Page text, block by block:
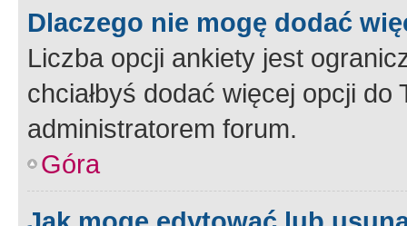
Dlaczego nie mogę dodać
Liczba opcji ankiety jest
chciałbyś dodać więcej opcji
administratorem forum.
Góra